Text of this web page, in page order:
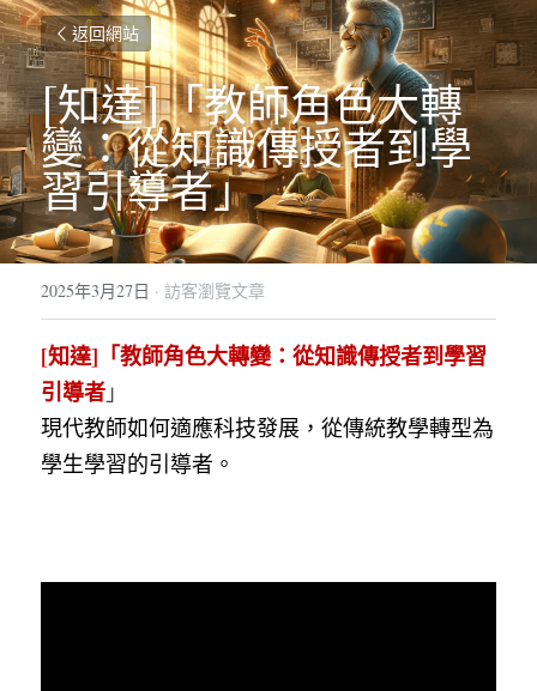
返回網站
[知達]「教師角色大轉
變：從知識傳授者到學
習引導者」
2025年3月27日 · 訪客瀏覽文章
[知達]「教師角色大轉變：從知識傳授者到學習
引導者 」
現代教師如何適應科技發展，從傳統教學轉型為
學生學習的引導者。